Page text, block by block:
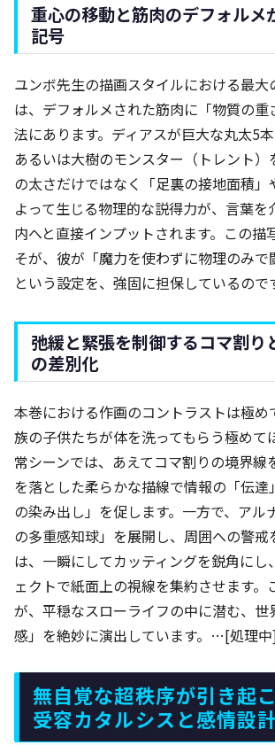
重心の移動と筋肉のデフォルメ
記号
ユンボ先生の描画スタイルにおける最大
は、デフォルメされた筋肉に「物質の
法にあります。ディアスが巨大な丸太5本
あるいは大樹のモンスター（トレント）
の太さだけではなく「足裏の接地面積」
よって生じる物理的な説得力が、言葉を
内へと直接インプットされます。この描
そが、彼が「魔力を使わずに物理のみで
という設定を、強固に担保しているので
弛緩と緊張を制御するコマ割り
の差別化
本巻における作画のコントラストは極め
族の子供たちが体を洗ってもらう極めて
常シーンでは、あえてコマ割りの境界線
を落とした柔らかな描線で情報の「伝
の染み出し」を促します。一方で、アル
の多重感知球」を展開し、周囲への警戒
は、一瞬にしてカッティングを鋭角にし
ェクトで紙面上の視線を集約させます。
が、平穏なスローライフの中に潜む、世
感」を絶妙に演出しています。…[処理
無自覚な超秩序が引き起
受容カタルシスと感情設